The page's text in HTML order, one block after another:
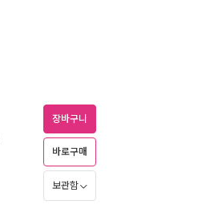
장바구니
바로구매
보관함